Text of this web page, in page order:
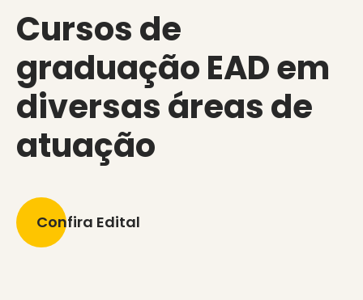
Cursos de
graduação EAD em
diversas áreas de
atuação
Confira Edital